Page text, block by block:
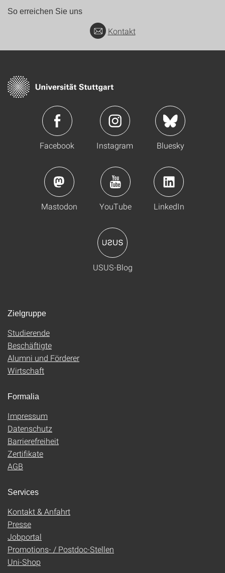
So erreichen Sie uns
Kontakt
Facebook Instagram Bluesky
Mastodon YouTube LinkedIn
USUS-Blog
Zielgruppe
Studierende
Beschäftigte
Alumni und Förderer
Wirtschaft
Formalia
Impressum
Datenschutz
Barrierefreiheit
Zertifikate
AGB
Services
Kontakt & Anfahrt
Presse
Jobportal
Promotions- / Postdoc-Stellen
Uni-Shop